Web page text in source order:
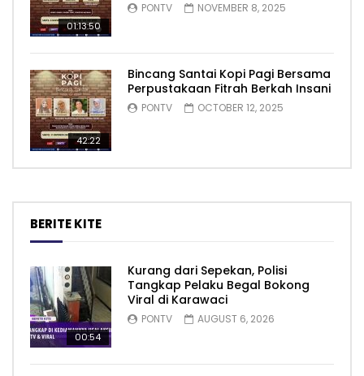
01:13:50
PONTV NOVEMBER 8, 2025
42:22
Bincang Santai Kopi Pagi Bersama
Perpustakaan Fitrah Berkah Insani
PONTV OCTOBER 12, 2025
BERITE KITE
00:54
Kurang dari Sepekan, Polisi
Tangkap Pelaku Begal Bokong
Viral di Karawaci
PONTV AUGUST 6, 2026